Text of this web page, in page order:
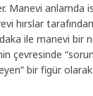
Manevi anlamda
hırslar
ile manevi bir
çevresinde
bir figür olarak